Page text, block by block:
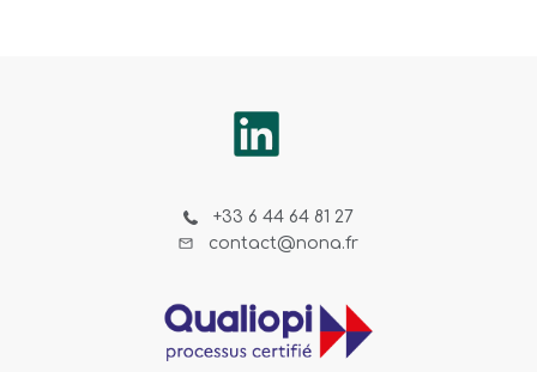
+33 6 44 64 81 27
contact@nona.fr